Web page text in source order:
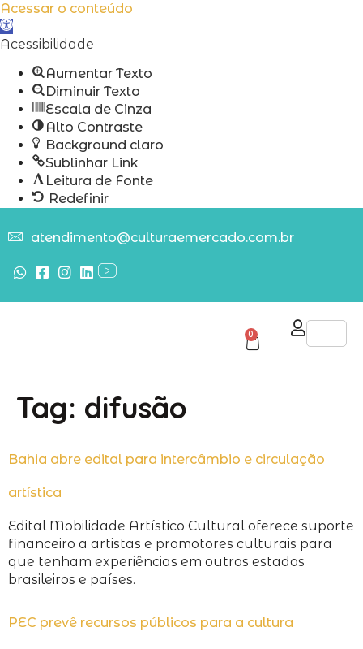
Acessar o conteúdo
Abrir
a
ferramentas
Acessibilidade
Aumentar Texto
Diminuir Texto
Escala de Cinza
Alto Contraste
Background claro
Sublinhar Link
Leitura de Fonte
Redefinir
atendimento@culturaemercado.com.br
0
Tag: difusão
Bahia abre edital para intercâmbio e circulação
artística
Edital Mobilidade Artístico Cultural oferece suporte
financeiro a artistas e promotores culturais para
que tenham experiências em outros estados
brasileiros e países.
PEC prevê recursos públicos para a cultura